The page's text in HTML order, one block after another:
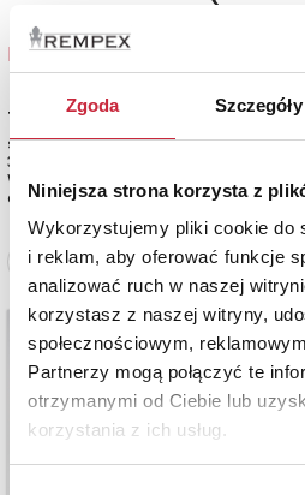
Zgoda Szczegóły
Niniejsza strona korzysta z
Wykorzystujemy pliki cookie do
i reklam, aby oferować funkcje
analizować ruch w naszej
korzystasz z naszej witryny,
społecznościowym,
Partnerzy mogą połączyć te
otrzymanymi od Ciebie lub
korzystania z ich usług.
1944)
Nr katalogowy: 707
Taca secesyjna
stop cynowy verit, srebrzony cechowany;
36,5 cm.
Warszawa, 1908-1915.
estymacja: 1 400 - 1 600 zł
Zobacz pełne informacje